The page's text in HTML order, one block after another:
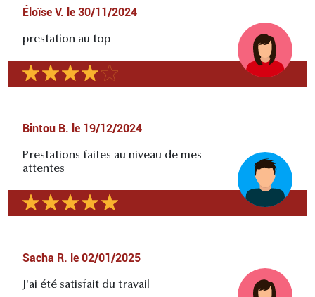
Éloïse V. le 30/11/2024
prestation au top
Bintou B. le 19/12/2024
Prestations faites au niveau de mes
attentes
Sacha R. le 02/01/2025
J'ai été satisfait du travail